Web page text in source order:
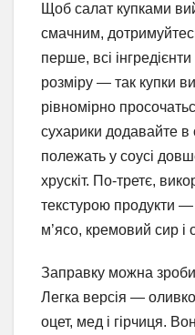
Щоб салат купками
смачним,
перше, всі
розміру — так купки
рівномірно
сухарики додавайте
полежать у соусі
хрускіт. По-третє,
текстурою продукти —
м’ясо, кремовий сир і
Заправку можна
Легка версія —
оцет, мед і гірчиця.